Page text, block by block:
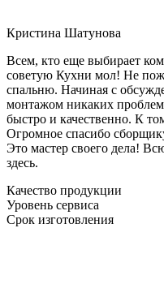
Кристина Шатунова
Всем, кто еще выбирает
советую Кухни мол! Не
спальню. Начиная с
монтажом никаких
быстро и качественно. К
Огромное спасибо
Это мастер своего дела!
здесь.
Качество продукции
Уровень сервиса
Срок изготовления